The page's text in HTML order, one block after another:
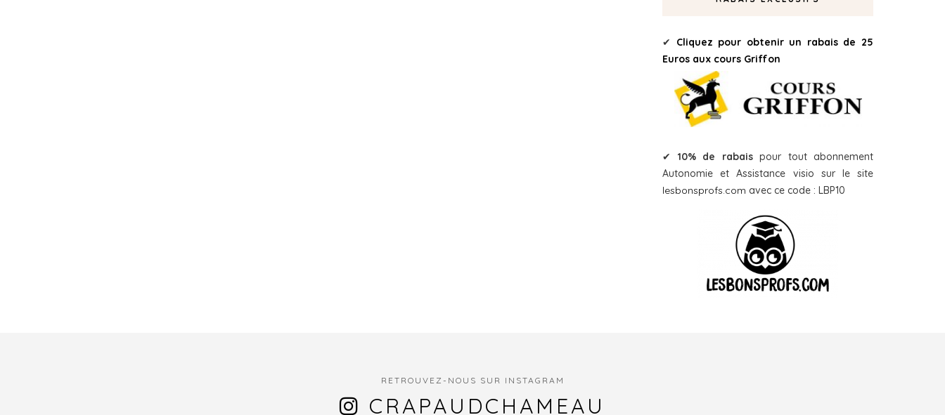
✔ Cliquez pour obtenir un rabais de 25
Euros aux cours Griffon
✔ 10% de rabaispour tout abonnement
Autonomie et Assistance visio sur le site
lesbonsprofs.com avec ce code : LBP10
RETROUVEZ-NOUS SUR INSTAGRAM
CRAPAUDCHAMEAU